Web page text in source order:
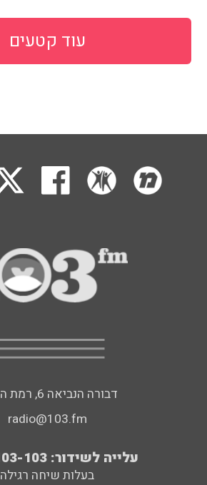
עוד קטעים
דבורה הנביאה 6, רמת השרון
radio@103.fm
עלייה לשידור: 0552-103-103
בעלות שיחה רגילה